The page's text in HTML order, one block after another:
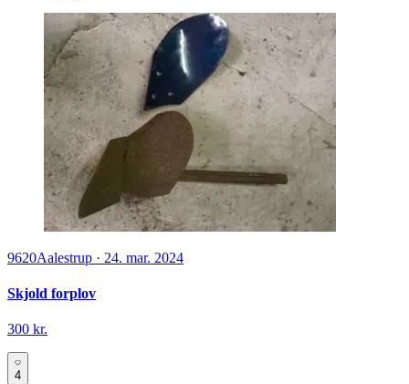
9620Aalestrup · 24. mar. 2024
Skjold forplov
300 kr.
4